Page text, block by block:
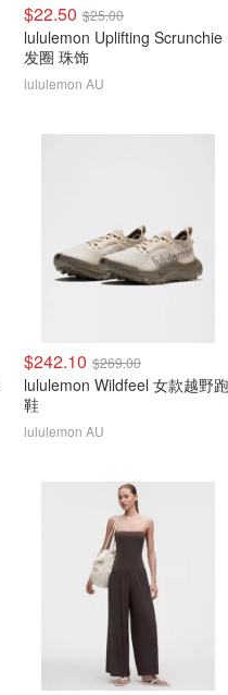
$22.50 $25.00
lululemon Uplifting Scrunchie
发圈 珠饰
lululemon AU
$242.10 $269.00
lululemon Wildfeel 女款越野跑
鞋
lululemon AU